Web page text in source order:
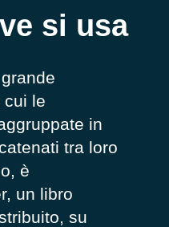
si usa
cui le
in
tra loro
è
, un libro
su